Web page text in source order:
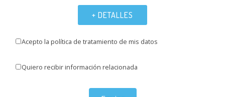
+ DETALLES
Acepto la política de tratamiento de mis datos
Quiero recibir información relacionada